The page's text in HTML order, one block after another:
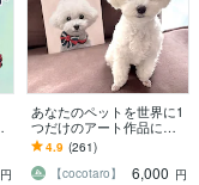
円
あなたのペットを世界に1
つだけのアート作品にし
ます | ペットイラスト | ペ
ット似顔絵 | 犬 猫 うちの
子
4.9 (261)
【cocotaro】
6,000 円